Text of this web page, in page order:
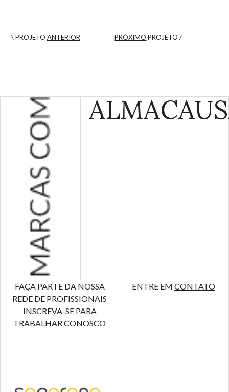
\ PROJETO ANTERIOR PRÓXIMO PROJETO /
ALMA
FAÇA PARTE DA NOSSA
REDE DE PROFISSIONAIS
INSCREVA-SE PARA
TRABALHAR CONOSCO
ENTRE EM CONTATO